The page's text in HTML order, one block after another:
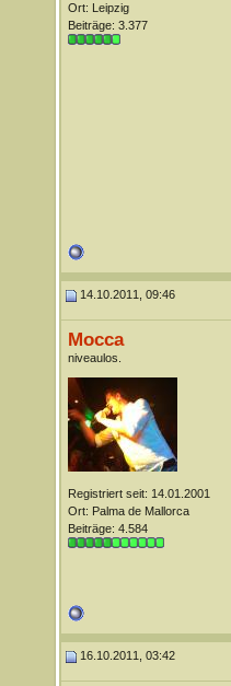
Ort: Leipzig
Beiträge: 3.377
14.10.2011, 09:46
Mocca
niveaulos.
Registriert seit: 14.01.2001
Ort: Palma de Mallorca
Beiträge: 4.584
16.10.2011, 03:42